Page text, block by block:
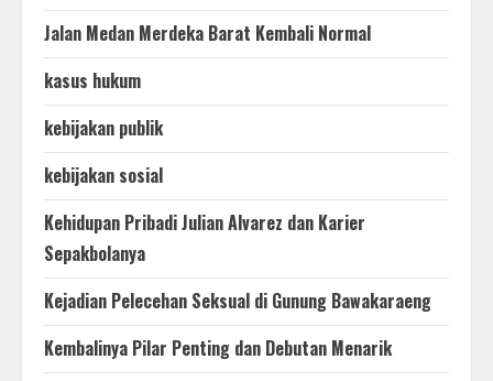
Jalan Medan Merdeka Barat Kembali Normal
kasus hukum
kebijakan publik
kebijakan sosial
Kehidupan Pribadi Julian Alvarez dan Karier
Sepakbolanya
Kejadian Pelecehan Seksual di Gunung Bawakaraeng
Kembalinya Pilar Penting dan Debutan Menarik